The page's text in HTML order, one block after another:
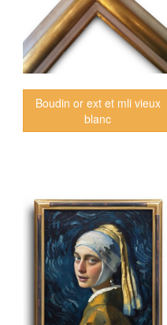
Boudin or ext et mli vieux
blanc